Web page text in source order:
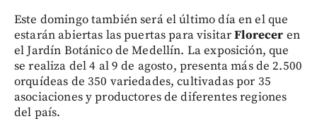
Este domingo también será el último día en el que
estarán abiertas las puertas para visitarFlorecer en
el Jardín Botánico de Medellín. La exposición, que
se realiza del 4 al 9 de agosto, presenta más de 2.500
orquídeas de 350 variedades, cultivadas por 35
asociaciones y productores de diferentes regiones
del país.